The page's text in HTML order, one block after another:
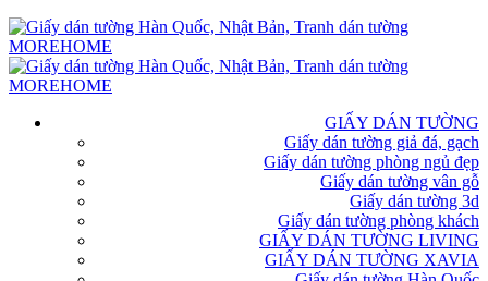
GIẤY DÁN TƯỜNG
Giấy dán tường giả đá, gạch
Giấy dán tường phòng ngủ đẹp
Giấy dán tường vân gỗ
Giấy dán tường 3d
Giấy dán tường phòng khách
GIẤY DÁN TƯỜNG LIVING
GIẤY DÁN TƯỜNG XAVIA